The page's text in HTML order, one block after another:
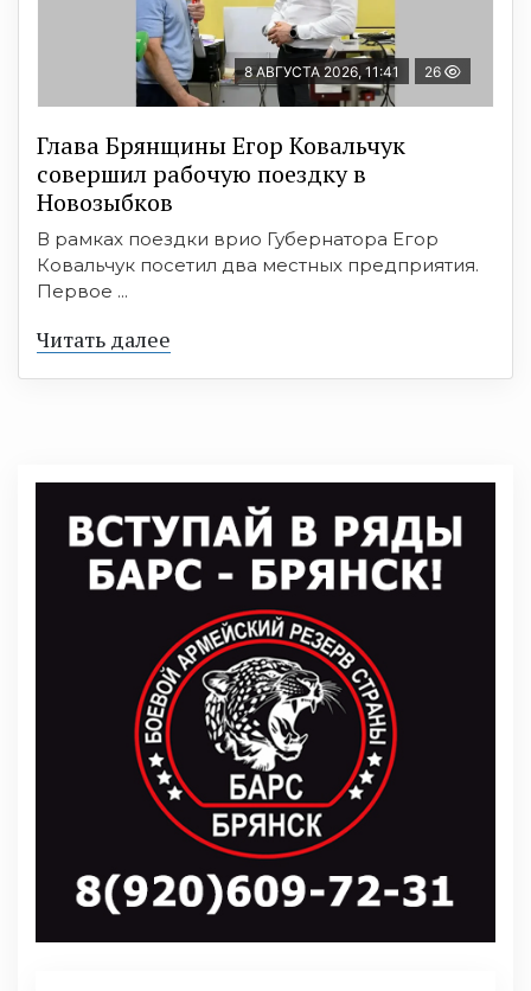
8 АВГУСТА 2026, 11:41 26
Глава Брянщины Егор Ковальчук
совершил рабочую поездку в
Новозыбков
В рамках поездки врио Губернатора Егор
Ковальчук посетил два местных предприятия.
Первое ...
Читать далее